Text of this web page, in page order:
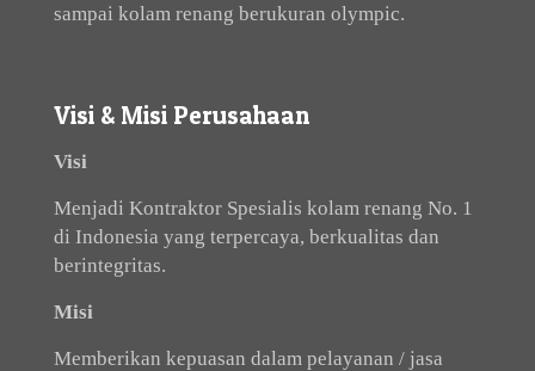
sampai kolam renang berukuran olympic.
Visi & Misi Perusahaan
Visi
Menjadi Kontraktor Spesialis kolam renang No. 1
di Indonesia yang terpercaya, berkualitas dan
berintegritas.
Misi
Memberikan kepuasan dalam pelayanan / jasa